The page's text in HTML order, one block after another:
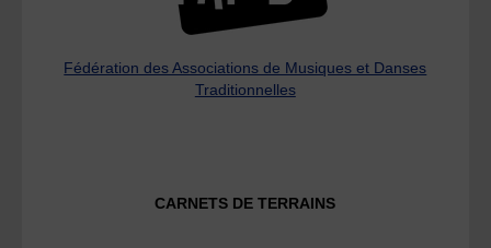
Fédération des Associations de Musiques et Danses
Traditionnelles
CARNETS DE TERRAINS